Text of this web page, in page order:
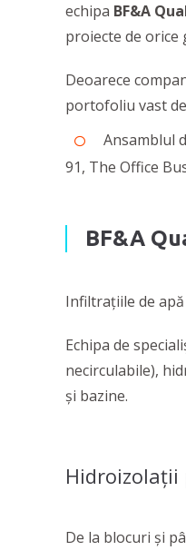
echipa BF&A
proiecte de orice
Deoarece
portofoliu vast
Ansamblul
91, The Office
BF&A
Infiltrațiile de
Echipa de
necirculabile),
și bazine.
Hidroizolații
De la blocuri și